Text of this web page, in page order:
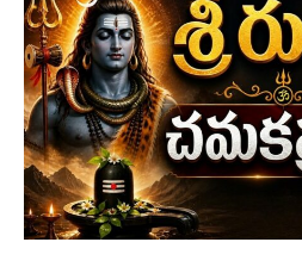
రుద్రం
–
చమకప్రశ్నః